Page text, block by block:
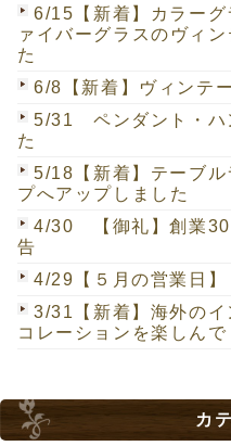
6/15【新着】カラーグ
ァイバーグラスのヴィ
た
6/8【新着】ヴィンテ
5/31 ペンダント・ハ
た
5/18【新着】テーブル
プへアップしました
4/30 【御礼】創業30
告
4/29【５月の営業日】
3/31【新着】海外の
コレーションを楽しんで
カ